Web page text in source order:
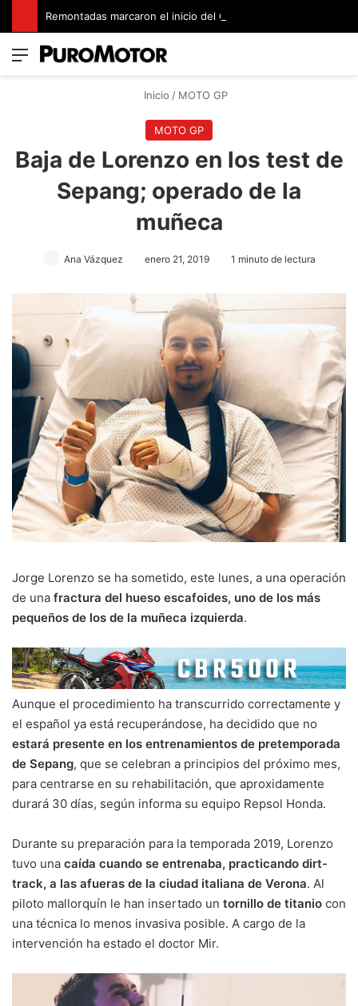
Menú
Inicio / MOTO GP
MOTO GP
Baja de Lorenzo en los test de
Sepang; operado de la
muñeca
Ana Vázquez enero 21, 2019 1 minuto de lectura
Jorge Lorenzo se ha sometido, este lunes, a una operación
de una fractura del hueso escafoides, uno de los más
pequeños de los de la muñeca izquierda.
Aunque el procedimiento ha transcurrido correctamente y
el español ya está recuperándose, ha decidido que no
estará presente en los entrenamientos de pretemporada
de Sepang, que se celebran a principios del próximo mes,
para centrarse en su rehabilitación, que aproxidamente
durará 30 días, según informa su equipo Repsol Honda.
Durante su preparación para la temporada 2019, Lorenzo
tuvo una caída cuando se entrenaba, practicando dirt-
track, a las afueras de la ciudad italiana de Verona. Al
piloto mallorquín le han insertado un tornillo de titanio con
una técnica lo menos invasiva posible. A cargo de la
intervención ha estado el doctor Mir.